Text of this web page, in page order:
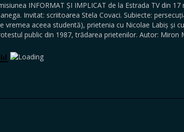
INFORMAT ȘI IMPLICAT de la Estrada TV din
Invitat: scriitoarea Stela Covaci. Subiecte:
vremea aceea studentă), prietenia cu Nicolae Labiș și
public din 1987, trădarea prietenilor. Autor: Miron